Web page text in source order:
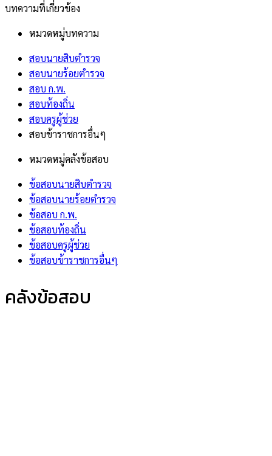
บทความที่เกี่ยวข้อง
หมวดหมู่บทความ
สอบนายสิบตำรวจ
สอบนายร้อยตำรวจ
สอบ ก.พ.
สอบท้องถิ่น
สอบครูผู้ช่วย
สอบข้าราชการอื่นๆ
หมวดหมู่คลังข้อสอบ
ข้อสอบนายสิบตำรวจ
ข้อสอบนายร้อยตำรวจ
ข้อสอบ ก.พ.
ข้อสอบท้องถิ่น
ข้อสอบครูผู้ช่วย
ข้อสอบข้าราชการอื่นๆ
คลังข้อสอบ